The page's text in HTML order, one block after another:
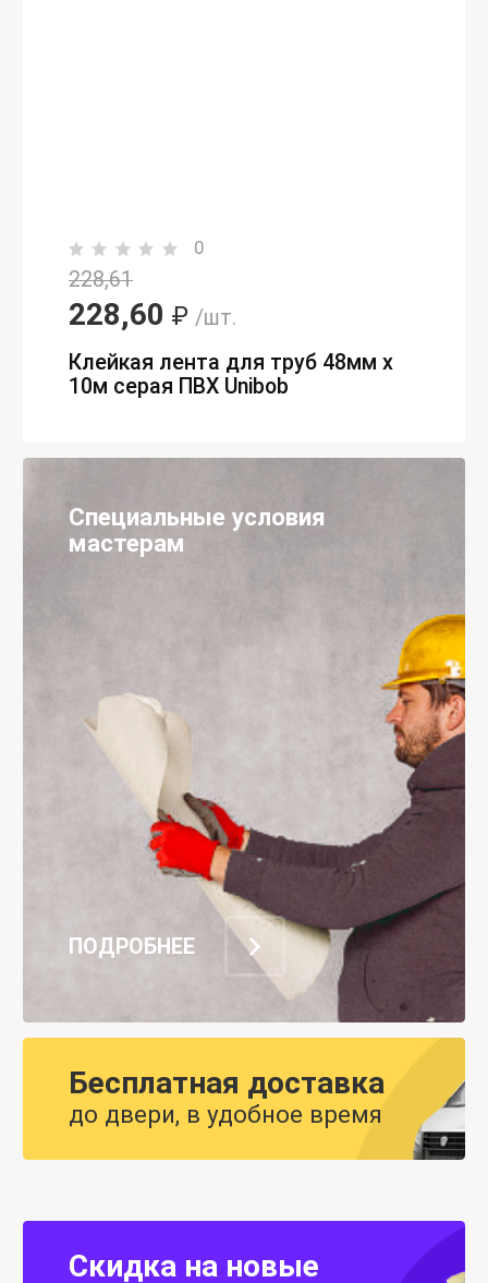
0
228,61
228,60 ₽ /шт.
Клейкая лента для труб 48мм х
10м серая ПВХ Unibob
Специальные условия
мастерам
ПОДРОБНЕЕ
Бесплатная доставка
до двери, в удобное время
Скидка на новые